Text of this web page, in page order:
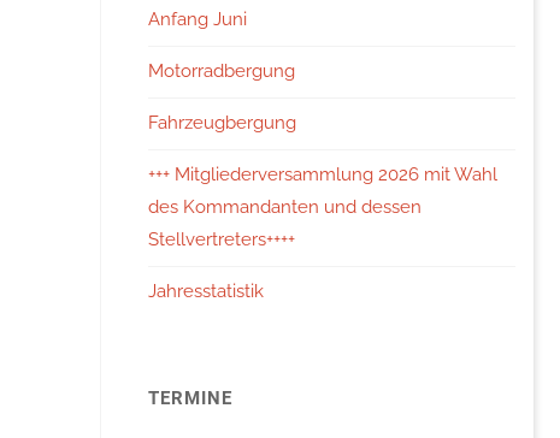
Anfang Juni
Motorradbergung
Fahrzeugbergung
+++ Mitgliederversammlung 2026 mit Wahl
des Kommandanten und dessen
Stellvertreters++++
Jahresstatistik
TERMINE